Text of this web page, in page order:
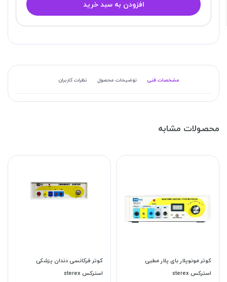
افزودن به سبد خرید
مشخصات فنی توضیحات محصول نظرات کاربران
محصولات مشابه
کوتر مونوپلار بای پلار مطبی
استرکس sterex
کوتر فرکانسی دندان پزشکی
استرکس sterex